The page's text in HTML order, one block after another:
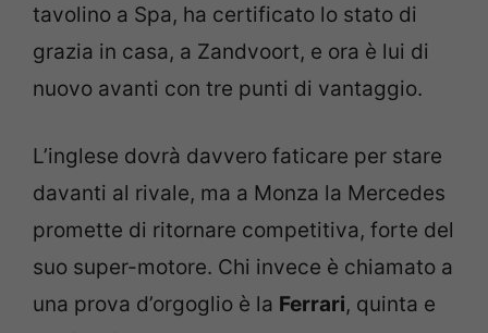
tavolino a Spa, ha certificato lo stato di
grazia in casa, a Zandvoort, e ora è lui di
nuovo avanti con tre punti di vantaggio.
L’inglese dovrà davvero faticare per stare
davanti al rivale, ma a Monza la Mercedes
promette di ritornare competitiva, forte del
suo super-motore. Chi invece è chiamato a
una prova d’orgoglio è la Ferrari, quinta e